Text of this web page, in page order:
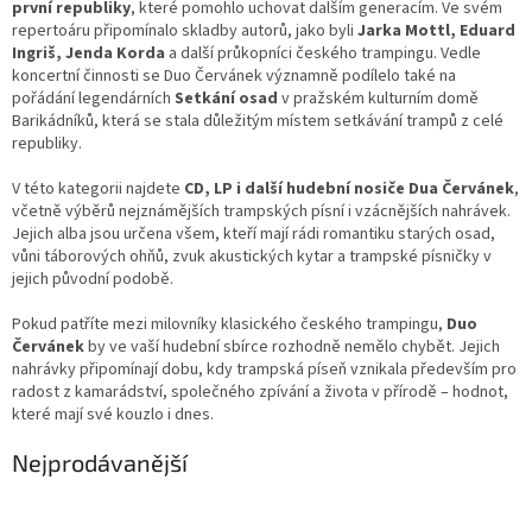
první republiky, které pomohlo uchovat dalším generacím. Ve svém
repertoáru připomínalo skladby autorů, jako byli Jarka Mottl, Eduard
Ingriš, Jenda Korda a další průkopníci českého trampingu. Vedle
koncertní činnosti se Duo Červánek významně podílelo také na
pořádání legendárních Setkání osad v pražském kulturním domě
Barikádníků, která se stala důležitým místem setkávání trampů z celé
republiky.
V této kategorii najdete CD, LP i další hudební nosiče Dua Červánek,
včetně výběrů nejznámějších trampských písní i vzácnějších nahrávek.
Jejich alba jsou určena všem, kteří mají rádi romantiku starých osad,
vůni táborových ohňů, zvuk akustických kytar a trampské písničky v
jejich původní podobě.
Pokud patříte mezi milovníky klasického českého trampingu, Duo
Červánekby ve vaší hudební sbírce rozhodně nemělo chybět. Jejich
nahrávky připomínají dobu, kdy trampská píseň vznikala především pro
radost z kamarádství, společného zpívání a života v přírodě – hodnot,
které mají své kouzlo i dnes.
Nejprodávanější